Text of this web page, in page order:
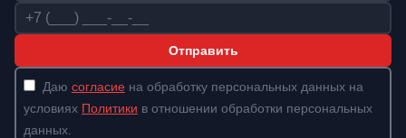
Телефон
Отправить
Даю согласие на обработку персональных данных на
условиях Политики в отношении обработки персональных
данных.